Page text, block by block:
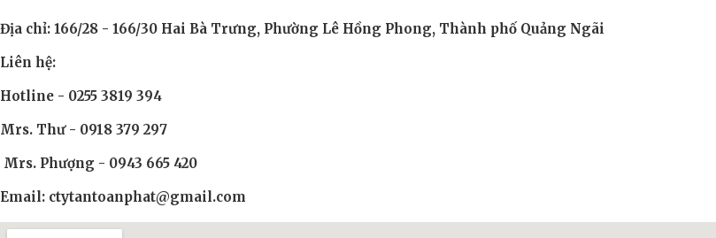
Địa chỉ: 166/28 - 166/30 Hai Bà Trưng, Phường Lê Hồng Phong, Thành phố Quảng Ngãi
Liên hệ:
Hotline - 0255 3819 394
Mrs. Thư - 0918 379 297
Mrs. Phượng - 0943 665 420
Email: ctytantoanphat@gmail.com